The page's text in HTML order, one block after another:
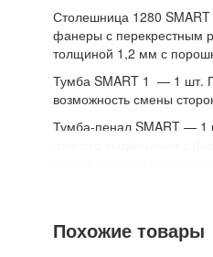
Столешница 1280
фанеры с перекрестным
толщиной 1,2 мм с
Тумба SMART 1 — 1 шт.
возможность смены
Тумба-пенал SMART — 1
полного выдвижения с
(2 ключа в комплекте).
положении. Нагрузка
Похожие товары